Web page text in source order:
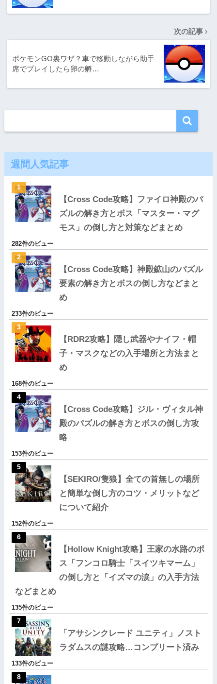
次の記事
ポケモンGO裏ワザ？車で移動しながら助手
席でプレイしたら卵の孵…
週間人気記事
【Cross Code攻略】ファイロ神殿のパ
ズルの解き方とボス「マスター・マグ
モス」の倒し方と対策などまとめ
282件のビュー
【Cross Code攻略】神殿鉱山のパズル
要素の解き方とボスの倒し方などまと
め
233件のビュー
【RDR2攻略】隠し武器やナイフ・帽
子・マスクなどの入手場所と方法まと
め
168件のビュー
【Cross Code攻略】ジル・ヴィタル神
殿のパズルの解き方とボスの倒し方攻
略
153件のビュー
【SEKIRO/隻狼】全ての首無しの場所
と簡単な倒し方のコツ・メリットなど
について紹介
152件のビュー
【Hollow Knight攻略】王家の水路のボ
ス「フンコロ騎士「スイツキマーム」
の倒し方と「イズマの涙」の入手方法
などまとめ
135件のビュー
「アサシンクレード ユニティ」ノスト
ラダムスの謎攻略…コンプリート済み
133件のビュー